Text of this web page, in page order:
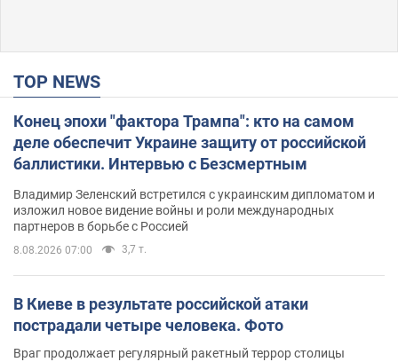
TOP NEWS
Конец эпохи "фактора Трампа": кто на самом
деле обеспечит Украине защиту от российской
баллистики. Интервью с Безсмертным
Владимир Зеленский встретился с украинским дипломатом и
изложил новое видение войны и роли международных
партнеров в борьбе с Россией
8.08.2026 07:00 3,7 т.
В Киеве в результате российской атаки
пострадали четыре человека. Фото
Враг продолжает регулярный ракетный террор столицы